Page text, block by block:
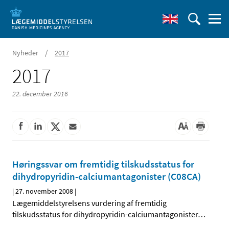
Nyheder / 2017
2017
22. december 2016
Høringssvar om fremtidig tilskudsstatus for
dihydropyridin-calciumantagonister (C08CA)
|27. november 2008 |
Lægemiddelstyrelsens vurdering af fremtidig
tilskudsstatus for dihydropyridin-calciumantagonister…